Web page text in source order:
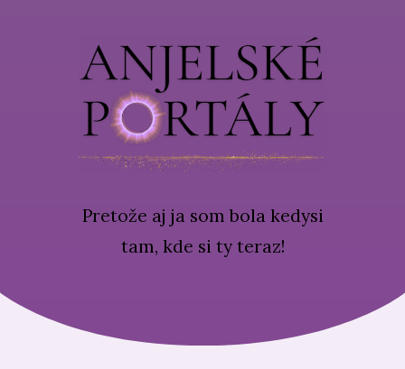
Pretože aj ja som bola kedysi
tam, kde si ty teraz!